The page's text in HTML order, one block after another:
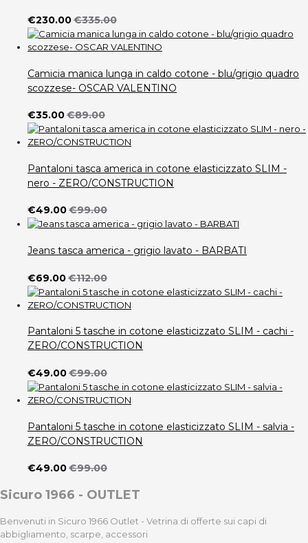
€230.00€335.00
Camicia manica lunga in caldo cotone - blu/grigio quadro
scozzese- OSCAR VALENTINO
€35.00€89.00
Pantaloni tasca america in cotone elasticizzato SLIM -
nero - ZERO/CONSTRUCTION
€49.00€99.00
Jeans tasca america - grigio lavato - BARBATI
€69.00€112.00
Pantaloni 5 tasche in cotone elasticizzato SLIM - cachi -
ZERO/CONSTRUCTION
€49.00€99.00
Pantaloni 5 tasche in cotone elasticizzato SLIM - salvia -
ZERO/CONSTRUCTION
€49.00€99.00
Sicuro 1966 - OUTLET
Benvenuti in Sicuro 1966 Outlet - Vetrina di offerte sui capi di
abbigliamento, scarpe, accessori